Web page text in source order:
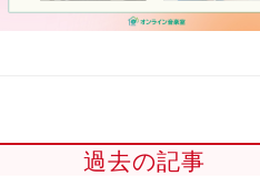
過去の記事